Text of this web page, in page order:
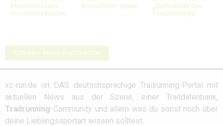
Meistertitel mit
Streckenrekorden
Kitzbüheler Alpen
„Kathedrale des
Trailrunnings“
Schreibe einen Kommentar
xc-run.de ist DAS deutschsprachige Trailrunning-Portal mit
aktuellen News aus der Szene, einer Traildatenbank,
Trailrunning-Community und allem was du sonst noch über
deine Lieblingssportart wissen solltest.